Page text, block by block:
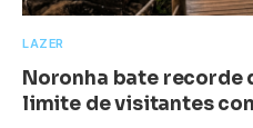
LAZER
Noronha bate recorde
limite de visitantes